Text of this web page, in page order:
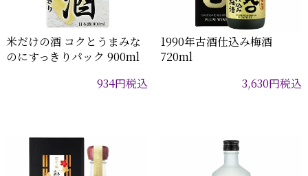
米だけの酒 コクとうまみな
のにすっきりパック 900ml
934円税込
1990年古酒仕込み梅酒
720ml
3,630円税込